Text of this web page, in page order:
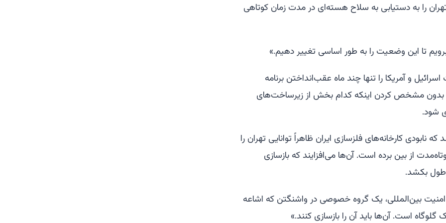
را به دستیابی به سلاح هسته‌ای در مدت زمان کوتاهی
تا این وضعیت را به طور اساسی تغییر دهیم.»
و آمریکا را تنها چند ماه عقب‌انداختن برنامه
بدون مشخص کردن اینکه کدام بخش از زیرساخت‌های
شود.
نابودی کارخانه‌های فلزسازی ایران ظاهراً توانایی تهران را
از بین برده است. آن‌ها می‌افزایند که بازسازی
بکشد.
بین‌المللی، یک گروه خصوصی در واشنگتن که اشاعه
است. آن‌ها باید آن را بازسازی کنند.»